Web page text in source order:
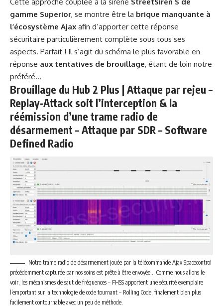
gamme Superior, se montre être la brique manquante à
l’écosystème Ajax afin d’apporter cette réponse
sécuritaire particulièrement complète sous tous ses
aspects. Parfait ! Il s’agit du schéma le plus favorable en
réponse aux tentatives de brouillage, étant de loin notre
préféré…
Brouillage du Hub 2 Plus | Attaque par rejeu –
Replay-Attack soit l’interception & la
réémission d’une trame radio de
désarmement – Attaque par SDR – Software
Defined Radio
Notre trame radio de désarmement jouée par la télécommande Ajax Spacecontrol
précédemment capturée par nos soins est prête à être envoyée… Comme nous allons le
voir, les mécanismes de saut de fréquences – FHSS apportent une sécurité exemplaire
l’emportant sur la technologie de code tournant – Rolling Code, finalement bien plus
facilement contournable avec un peu de méthode.